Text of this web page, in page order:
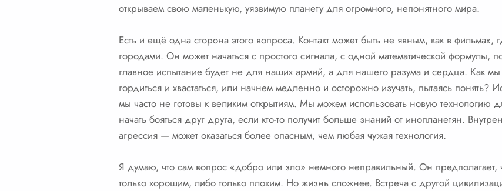
открываем свою маленькую, уязвимую планету для огромного, непонятного мира.
Есть и ещё одна сторона этого вопроса. Контакт может быть не явным, как в
городами. Он может начаться с простого сигнала, с одной математической формулы,
главное испытание будет не для наших армий, а для нашего разума и сердца. Как
гордиться и хвастаться, или начнем медленно и осторожно изучать, пытаясь понять?
мы часто не готовы к великим открытиям. Мы можем использовать новую
начать бояться друг друга, если кто-то получит больше знаний от инопланетян.
агрессия — может оказаться более опасным, чем любая чужая технология.
Я думаю, что сам вопрос «добро или зло» немного неправильный. Он предполагает,
только хорошим, либо только плохим. Но жизнь сложнее. Встреча с другой